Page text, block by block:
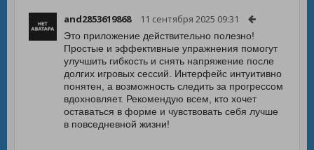
and2853619868 11 сентября 2025 09:31
Это приложение действительно полезно!
Простые и эффективные упражнения помогут
улучшить гибкость и снять напряжение после
долгих игровых сессий. Интерфейс интуитивно
понятен, а возможность следить за прогрессом
вдохновляет. Рекомендую всем, кто хочет
оставаться в форме и чувствовать себя лучше
в повседневной жизни!